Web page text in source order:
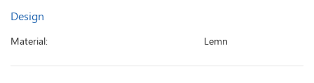
Design
Material: Lemn